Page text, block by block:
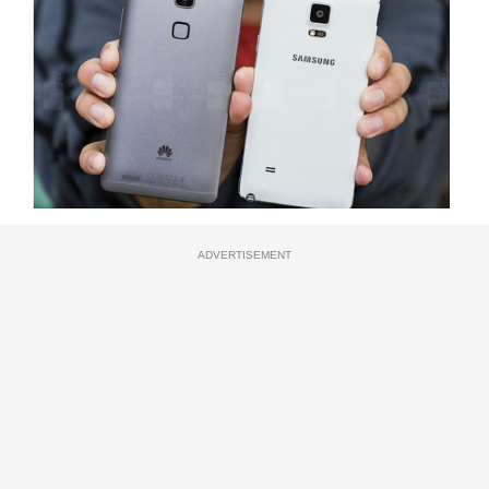
ADVERTISEMENT